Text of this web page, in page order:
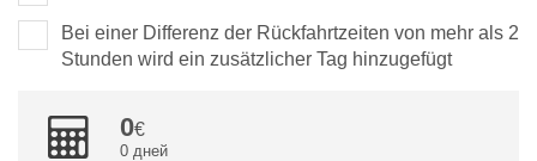
Bei einer Differenz der Rückfahrtzeiten von mehr als 2
Stunden wird ein zusätzlicher Tag hinzugefügt
0
0 дней